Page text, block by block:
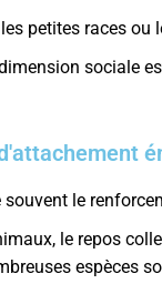
petites races
sociale
le
le repos
espèces